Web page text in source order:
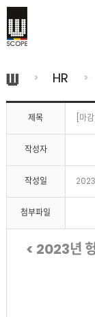
HR
제목 [마
작성자
작성일
첨부파일
< 2023년